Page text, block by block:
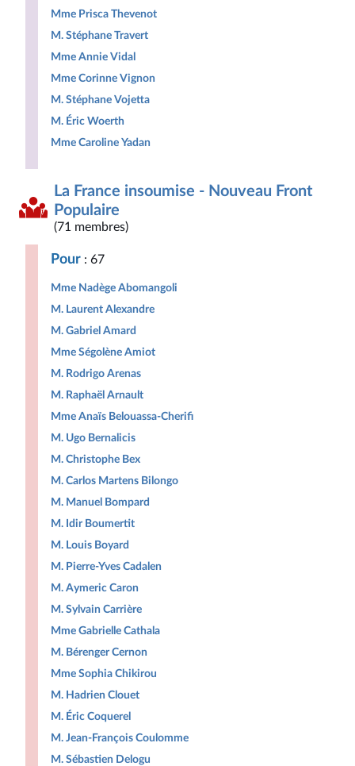
Mme Prisca Thevenot
M. Stéphane Travert
Mme Annie Vidal
Mme Corinne Vignon
M. Stéphane Vojetta
M. Éric Woerth
Mme Caroline Yadan
La France insoumise - Nouveau Front
Populaire
(71 membres)
Pour : 67
Mme Nadège Abomangoli
M. Laurent Alexandre
M. Gabriel Amard
Mme Ségolène Amiot
M. Rodrigo Arenas
M. Raphaël Arnault
Mme Anaïs Belouassa-Cherifi
M. Ugo Bernalicis
M. Christophe Bex
M. Carlos Martens Bilongo
M. Manuel Bompard
M. Idir Boumertit
M. Louis Boyard
M. Pierre-Yves Cadalen
M. Aymeric Caron
M. Sylvain Carrière
Mme Gabrielle Cathala
M. Bérenger Cernon
Mme Sophia Chikirou
M. Hadrien Clouet
M. Éric Coquerel
M. Jean-François Coulomme
M. Sébastien Delogu